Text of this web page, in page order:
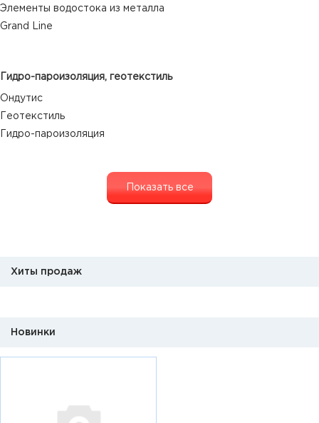
Элементы водостока из металла
Grand Line
Гидро-пароизоляция, геотекстиль
Ондутис
Геотекстиль
Гидро-пароизоляция
Показать все
Хиты продаж
Новинки